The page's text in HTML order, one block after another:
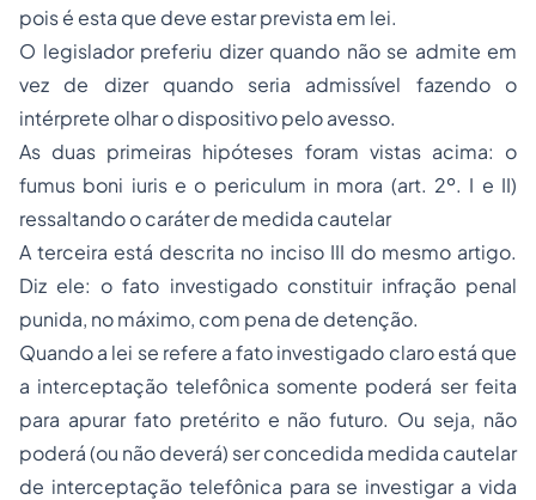
pois é esta que deve estar prevista em lei.
O legislador preferiu dizer quando não se admite em
vez de dizer quando seria admissível fazendo o
intérprete olhar o dispositivo pelo avesso.
As duas primeiras hipóteses foram vistas acima: o
fumus boni iuris e o periculum in mora (art. 2º. I e II)
ressaltando o caráter de medida cautelar
A terceira está descrita no inciso III do mesmo artigo.
Diz ele: o fato investigado constituir infração penal
punida, no máximo, com pena de detenção.
Quando a lei se refere a fato investigado claro está que
a interceptação telefônica somente poderá ser feita
para apurar fato pretérito e não futuro. Ou seja, não
poderá (ou não deverá) ser concedida medida cautelar
de interceptação telefônica para se investigar a vida